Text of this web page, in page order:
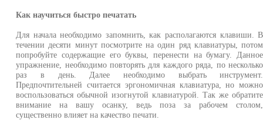
Как научиться быстро печатать
Для начала необходимо запомнить, как располагаются клавиши. В
течении десяти минут посмотрите на один ряд клавиатуры, потом
попробуйте содержащие его буквы, перенести на бумагу. Данное
упражнение, необходимо повторять для каждого ряда, по несколько
раз в день. Далее необходимо выбрать инструмент.
Предпочтительней считается эргономичная клавиатура, но можно
воспользоваться обычной изогнутой клавиатурой. Так же обратите
внимание на вашу осанку, ведь поза за рабочем столом,
существенно влияет на качество печати.